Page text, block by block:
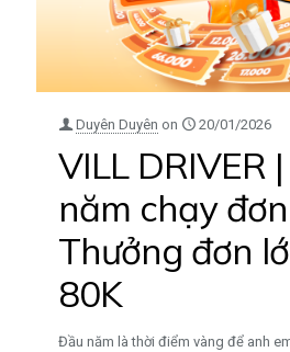
Duyên Duyên on 20/01/2026
VILL DRIVER
năm chạy
Thưởng đơn
80K
Đầu năm là thời điểm vàng để anh